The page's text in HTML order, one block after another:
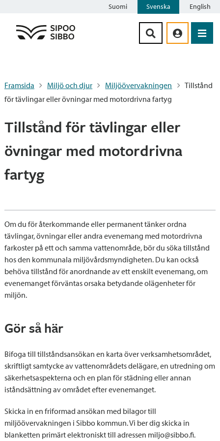
Suomi Svenska English
Framsida Miljö och djur Miljöövervakningen
Tillstånd
för tävlingar eller övningar med motordrivna fartyg
Tillstånd för tävlingar eller
övningar med motordrivna
fartyg
Om du för återkommande eller permanent tänker ordna
tävlingar, övningar eller andra evenemang med motordrivna
farkoster på ett och samma vattenområde, bör du söka tillstånd
hos den kommunala miljövårdsmyndigheten. Du kan också
behöva tillstånd för anordnande av ett enskilt evenemang, om
evenemanget förväntas orsaka betydande olägenheter för
miljön.
Gör så här
Bifoga till tillståndsansökan en karta över verksamhetsområdet,
skriftligt samtycke av vattenområdets delägare, en utredning om
säkerhetsaspekterna och en plan för städning eller annan
iståndsättning av området efter evenemanget.
Skicka in en friformad ansökan med bilagor till
miljöövervakningen i Sibbo kommun. Vi ber dig skicka in
blanketten primärt elektroniskt till adressen miljo@sibbo.fi.